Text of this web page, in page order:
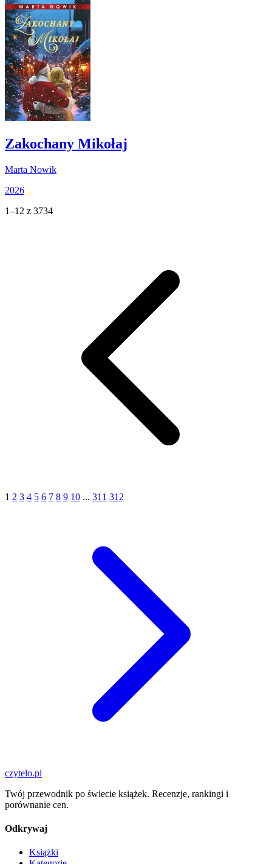
Zakochany Mikołaj
Marta Nowik
2026
1–12 z 3734
1 2 3 4 5 6 7 8 9 10 ... 311 312
czytelo.pl
Twój przewodnik po świecie książek. Recenzje, rankingi i
porównanie cen.
Odkrywaj
Książki